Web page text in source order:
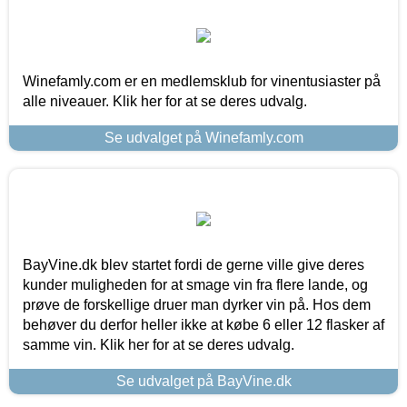
Winefamly.com er en medlemsklub for vinentusiaster på
alle niveauer. Klik her for at se deres udvalg.
Se udvalget på Winefamly.com
BayVine.dk blev startet fordi de gerne ville give deres
kunder muligheden for at smage vin fra flere lande, og
prøve de forskellige druer man dyrker vin på. Hos dem
behøver du derfor heller ikke at købe 6 eller 12 flasker af
samme vin. Klik her for at se deres udvalg.
Se udvalget på BayVine.dk